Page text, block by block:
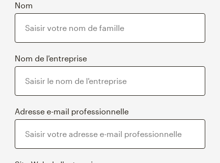
Nom
Nom de l'entreprise
Adresse e-mail professionnelle